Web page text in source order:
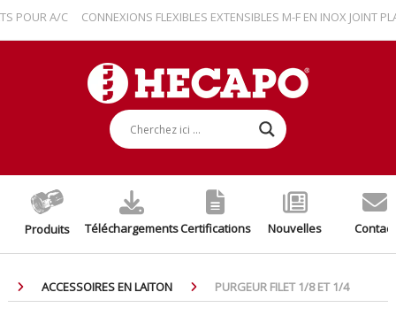
A/C CONNEXIONS FLEXIBLES EXTENSIBLES M-F EN INOX JOINT PLAT
Produits TéléchargementsCertifications Nouvelles Contact
ACCESSOIRES EN LAITON PURGEUR FILET 1/8 ET 1/4